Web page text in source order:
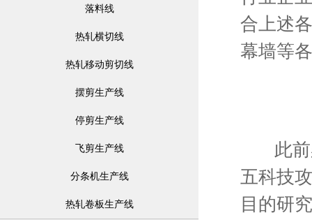
落料线
热轧横切线
热轧移动剪切线
摆剪生产线
停剪生产线
飞剪生产线
分条机生产线
热轧卷板生产线
合上述
幕墙等
此前柔
五科技
目的研